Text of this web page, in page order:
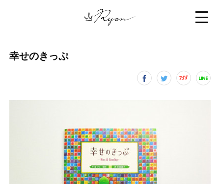
幸せのきっぷ